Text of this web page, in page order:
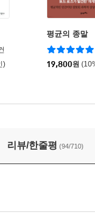
)
평균의 종말
19,800원
라
리뷰/한줄평 (94/710)